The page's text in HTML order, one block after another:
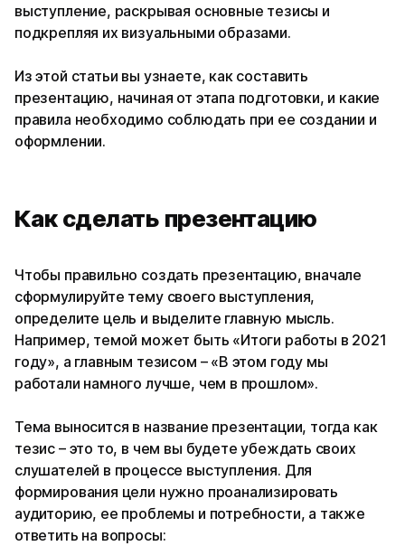
выступление, раскрывая основные тезисы и
подкрепляя их визуальными образами.
Из этой статьи вы узнаете, как составить
презентацию, начиная от этапа подготовки, и какие
правила необходимо соблюдать при ее создании и
оформлении.
Как сделать презентацию
Чтобы правильно создать презентацию, вначале
сформулируйте тему своего выступления,
определите цель и выделите главную мысль.
Например, темой может быть «Итоги работы в 2021
году», а главным тезисом – «В этом году мы
работали намного лучше, чем в прошлом».
Тема выносится в название презентации, тогда как
тезис – это то, в чем вы будете убеждать своих
слушателей в процессе выступления. Для
формирования цели нужно проанализировать
аудиторию, ее проблемы и потребности, а также
ответить на вопросы: